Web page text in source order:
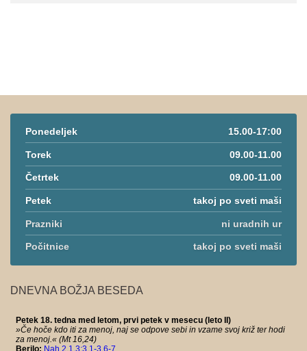
Ponedeljek 15.00-17:00
Torek 09.00-11.00
Četrtek 09.00-11.00
Petek takoj po sveti maši
Prazniki ni uradnih ur
Počitnice takoj po sveti maši
DNEVNA BOŽJA BESEDA